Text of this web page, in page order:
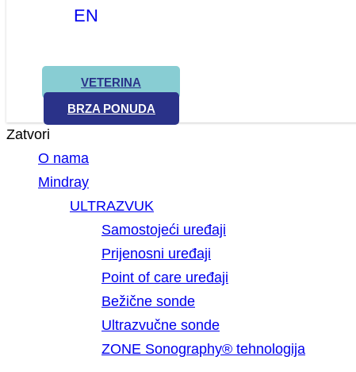
EN
VETERINA
BRZA PONUDA
Zatvori
O nama
Mindray
ULTRAZVUK
Samostojeći uređaji
Prijenosni uređaji
Point of care uređaji
Bežične sonde
Ultrazvučne sonde
ZONE Sonography® tehnologija